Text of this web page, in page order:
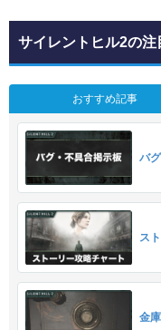
サイレントヒル2の注
おすすめ記事
バ
ス
金